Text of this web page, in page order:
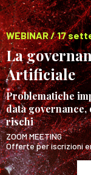
WEBINAR / 17
La
Artificiale
Problematiche
data
rischi
ZOOM MEETING
Offerte per iscrizioni